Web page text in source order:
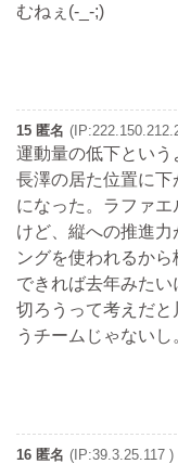
むねぇ(-_-;)
15 匿名
運動量の低下とい
長澤の居た位置に下
になった。ラファ
けど、縦への推進
ングを使われるから
できれば去年みた
切ろうって考えだ
うチームじゃないし
16 匿名 (IP:39.3.25.117 )